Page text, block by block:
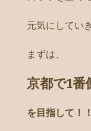
元気にしてい
まずは、
京都で1
を目指して！！